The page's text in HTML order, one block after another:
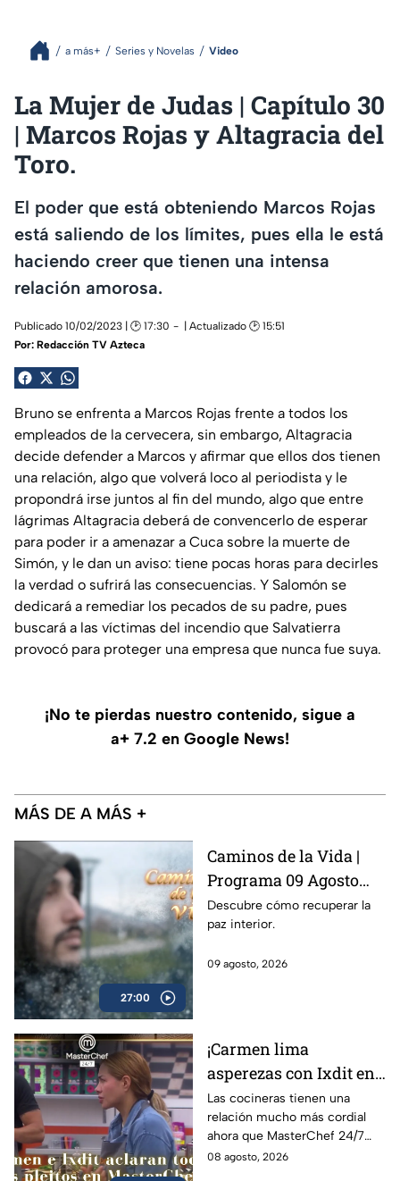
a más+ Series y Novelas Video
La Mujer de Judas | Capítulo 30
| Marcos Rojas y Altagracia del
Toro.
El poder que está obteniendo Marcos Rojas
está saliendo de los límites, pues ella le está
haciendo creer que tienen una intensa
relación amorosa.
Publicado 10/02/2023 | 🕑 17:30
| Actualizado 🕑 15:51
Por: Redacción TV Azteca
Bruno se enfrenta a Marcos Rojas frente a todos los
empleados de la cervecera, sin embargo, Altagracia
decide defender a Marcos y afirmar que ellos dos tienen
una relación, algo que volverá loco al periodista y le
propondrá irse juntos al fin del mundo, algo que entre
lágrimas Altagracia deberá de convencerlo de esperar
para poder ir a amenazar a Cuca sobre la muerte de
Simón, y le dan un aviso: tiene pocas horas para decirles
la verdad o sufrirá las consecuencias. Y Salomón se
dedicará a remediar los pecados de su padre, pues
buscará a las víctimas del incendio que Salvatierra
provocó para proteger una empresa que nunca fue suya.
¡No te pierdas nuestro contenido, sigue a
a+ 7.2 en Google News!
MÁS DE A MÁS +
27:00
Caminos de la Vida |
Programa 09 Agosto
2026
Descubre cómo recuperar la
paz interior.
09 agosto, 2026
¡Carmen lima
asperezas con Ixdit en
MasterChef 24/7 y
culpa a Michelle! 'Me
calentó la cabeza'
(VIDEO)
Las cocineras tienen una
relación mucho más cordial
ahora que MasterChef 24/7
está en su recta final
08 agosto, 2026